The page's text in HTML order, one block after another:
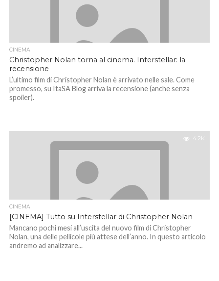
CINEMA
Christopher Nolan torna al cinema. Interstellar: la
recensione
L’ultimo film di Christopher Nolan è arrivato nelle sale. Come
promesso, su ItaSA Blog arriva la recensione (anche senza
spoiler).
4.2K
CINEMA
[CINEMA] Tutto su Interstellar di Christopher Nolan
Mancano pochi mesi all’uscita del nuovo film di Christopher
Nolan, una delle pellicole più attese dell’anno. In questo articolo
andremo ad analizzare...